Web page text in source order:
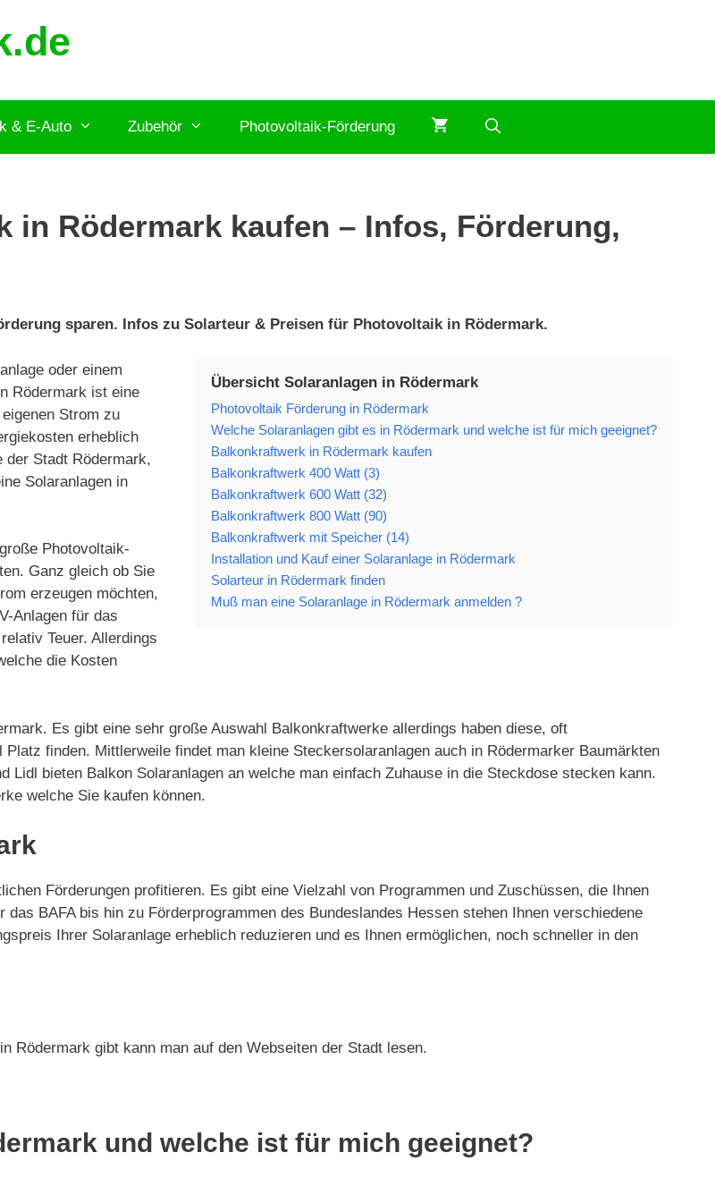
& E-Auto Zubehör Photovoltaik-Förderung
in Rödermark kaufen – Infos, Förderung,
sparen. Infos zu Solarteur & Preisen für Photovoltaik in Rödermark.
Übersicht Solaranlagen in Rödermark
Photovoltaik Förderung in Rödermark
Welche Solaranlagen gibt es in Rödermark und welche ist für mich geeignet?
Balkonkraftwerk in Rödermark kaufen
Balkonkraftwerk 400 Watt (3)
Balkonkraftwerk 600 Watt (32)
Balkonkraftwerk 800 Watt (90)
Balkonkraftwerk mit Speicher (14)
Installation und Kauf einer Solaranlage in Rödermark
Solarteur in Rödermark finden
Muß man eine Solaranlage in Rödermark anmelden ?
oder einem
Rödermark ist eine
Strom zu
erheblich
der Stadt Rödermark,
Solaranlagen in
Photovoltaik-
Ganz gleich ob Sie
erzeugen möchten,
Anlagen für das
Teuer. Allerdings
die Kosten
Es gibt eine sehr große Auswahl Balkonkraftwerke allerdings haben diese, oft
finden. Mittlerweile findet man kleine Steckersolaranlagen auch in Rödermarker Baumärkten
Lidl bieten Balkon Solaranlagen an welche man einfach Zuhause in die Steckdose stecken kann.
welche Sie kaufen können.
Förderungen profitieren. Es gibt eine Vielzahl von Programmen und Zuschüssen, die Ihnen
BAFA bis hin zu Förderprogrammen des Bundeslandes Hessen stehen Ihnen verschiedene
Ihrer Solaranlage erheblich reduzieren und es Ihnen ermöglichen, noch schneller in den
Rödermark gibt kann man auf den Webseiten der Stadt lesen.
und welche ist für mich geeignet?